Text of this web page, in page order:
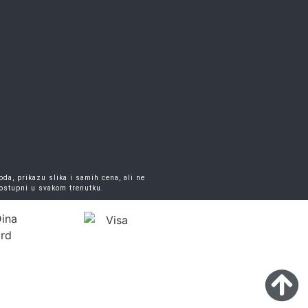
prikazu slika i samih cena, ali ne
u svakom trenutku.